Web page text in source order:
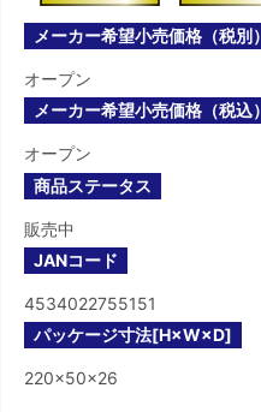
メーカー希望小売価格（税別）
オープン
メーカー希望小売価格（税込）
オープン
商品ステータス
販売中
JANコード
4534022755151
パッケージ寸法[H×W×D]
220×50×26